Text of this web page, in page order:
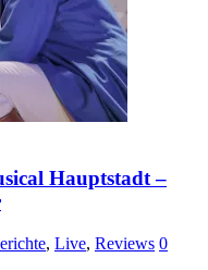
Hauptstadt –
, Live, Reviews 0